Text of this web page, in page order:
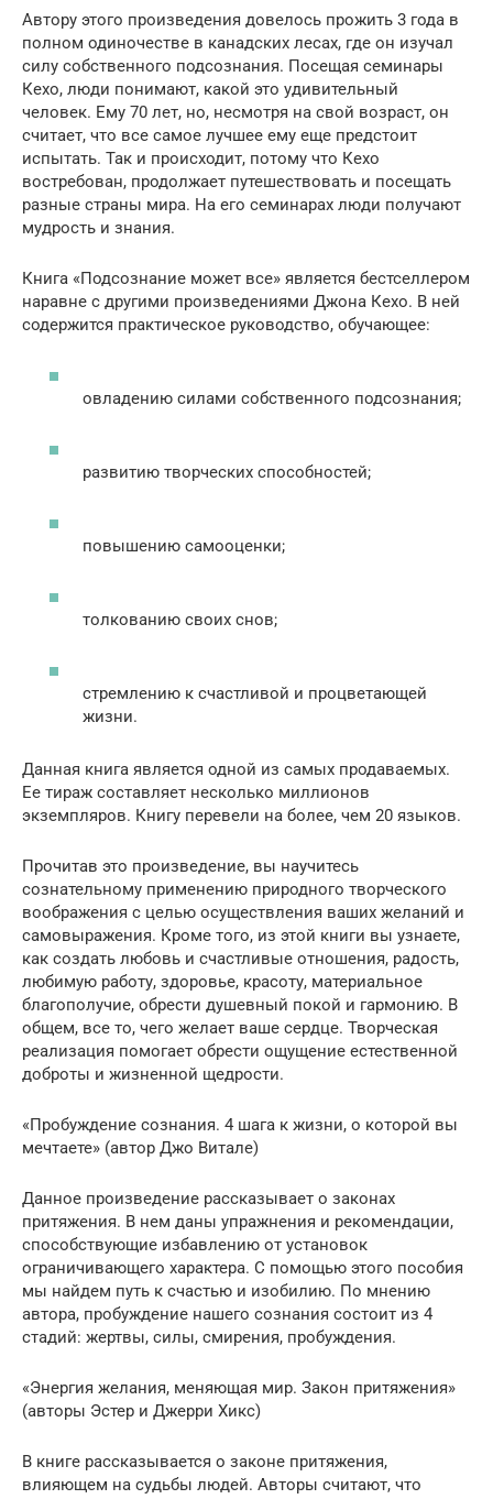
Автору этого произведения довелось прожить 3 года в
полном одиночестве в канадских лесах, где он изучал
силу собственного подсознания. Посещая семинары
Кехо, люди понимают, какой это удивительный
человек. Ему 70 лет, но, несмотря на свой возраст, он
считает, что все самое лучшее ему еще предстоит
испытать. Так и происходит, потому что Кехо
востребован, продолжает путешествовать и посещать
разные страны мира. На его семинарах люди получают
мудрость и знания.
Книга «Подсознание может все» является бестселлером
наравне с другими произведениями Джона Кехо. В ней
содержится практическое руководство, обучающее:
овладению силами собственного подсознания;
развитию творческих способностей;
повышению самооценки;
толкованию своих снов;
стремлению к счастливой и процветающей
жизни.
Данная книга является одной из самых продаваемых.
Ее тираж составляет несколько миллионов
экземпляров. Книгу перевели на более, чем 20 языков.
Прочитав это произведение, вы научитесь
сознательному применению природного творческого
воображения с целью осуществления ваших желаний и
самовыражения. Кроме того, из этой книги вы узнаете,
как создать любовь и счастливые отношения, радость,
любимую работу, здоровье, красоту, материальное
благополучие, обрести душевный покой и гармонию. В
общем, все то, чего желает ваше сердце. Творческая
реализация помогает обрести ощущение естественной
доброты и жизненной щедрости.
«Пробуждение сознания. 4 шага к жизни, о которой вы
мечтаете» (автор Джо Витале)
Данное произведение рассказывает о законах
притяжения. В нем даны упражнения и рекомендации,
способствующие избавлению от установок
ограничивающего характера. С помощью этого пособия
мы найдем путь к счастью и изобилию. По мнению
автора, пробуждение нашего сознания состоит из 4
стадий: жертвы, силы, смирения, пробуждения.
«Энергия желания, меняющая мир. Закон притяжения»
(авторы Эстер и Джерри Хикс)
В книге рассказывается о законе притяжения,
влияющем на судьбы людей. Авторы считают, что